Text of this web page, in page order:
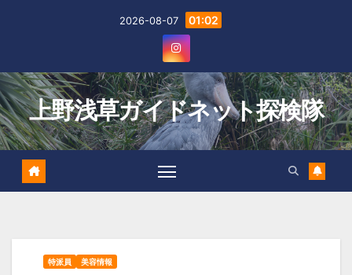
2026-08-07 01:02
上野浅草ガイドネット探検隊
特派員 美容情報